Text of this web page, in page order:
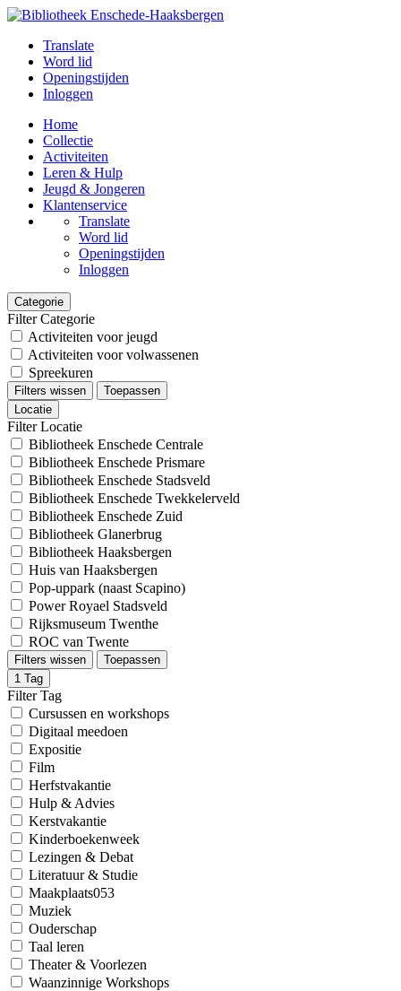
Translate
Word lid
Openingstijden
Inloggen
Home
Collectie
Activiteiten
Leren & Hulp
Jeugd & Jongeren
Klantenservice
Translate
Word lid
Openingstijden
Inloggen
Categorie
Filter Categorie
Activiteiten voor jeugd
Activiteiten voor volwassenen
Spreekuren
Filters wissen
Toepassen
Locatie
Filter Locatie
Bibliotheek Enschede Centrale
Bibliotheek Enschede Prismare
Bibliotheek Enschede Stadsveld
Bibliotheek Enschede Twekkelerveld
Bibliotheek Enschede Zuid
Bibliotheek Glanerbrug
Bibliotheek Haaksbergen
Huis van Haaksbergen
Pop-uppark (naast Scapino)
Power Royael Stadsveld
Rijksmuseum Twenthe
ROC van Twente
Filters wissen
Toepassen
1 Tag
Filter Tag
Cursussen en workshops
Digitaal meedoen
Expositie
Film
Herfstvakantie
Hulp & Advies
Kerstvakantie
Kinderboekenweek
Lezingen & Debat
Literatuur & Studie
Maakplaats053
Muziek
Ouderschap
Taal leren
Theater & Voorlezen
Waanzinnige Workshops